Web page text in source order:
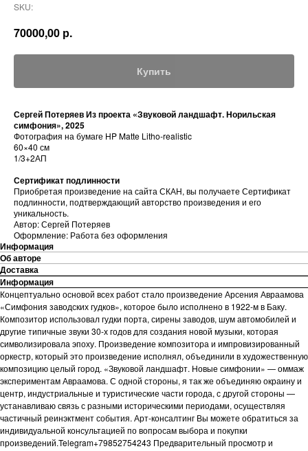
SKU:
70000,00 р.
Купить
Сергей Потеряев Из проекта «Звуковой ландшафт. Норильская
симфония», 2025
Фотография на бумаге HP Matte Litho-realistic
60×40 см
1/3+2АП
Сертификат подлинности
Приобретая произведение на сайта СКАН, вы получаете Сертификат
подлинности, подтверждающий авторство произведения и его
уникальность.
Автор: Сергей Потеряев
Оформление: Работа без оформления
Информация
Об авторе
Доставка
Информация
Концептуально основой всех работ стало произведение Арсения Авраамова
«Симфония заводских гудков», которое было исполнено в 1922-м в Баку.
Композитор использовал гудки порта, сирены заводов, шум автомобилей и
другие типичные звуки 30-х годов для создания новой музыки, которая
символизировала эпоху. Произведение композитора и импровизированный
оркестр, который это произведение исполнял, объединили в художественную
композицию целый город. «Звуковой ландшафт. Новые симфонии» — оммаж
экспериментам Авраамова. С одной стороны, я так же объединяю окраину и
центр, индустриальные и туристические части города, с другой стороны —
устанавливаю связь с разными историческими периодами, осуществляя
частичный реинэктмент события. Арт-консалтинг Вы можете обратиться за
индивидуальной консультацией по вопросам выбора и покупки
произведений.Telegram+79852754243 Предварительный просмотр и